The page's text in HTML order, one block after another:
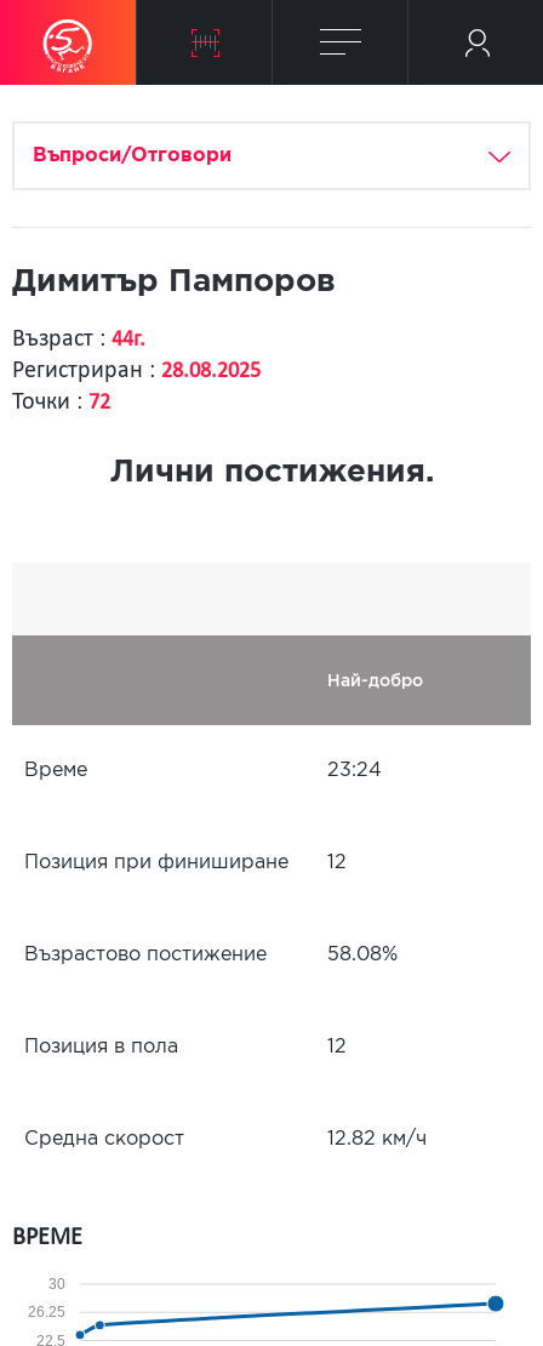
Въпроси/Отговори
Димитър Пампоров
Възраст : 44г.
Регистриран : 28.08.2025
Точки : 72
Лични постижения.
Най-добро
Време 23:24
Позиция при финиширане 12
Възрастово постижение 58.08%
Позиция в пола 12
Средна скорост 12.82 км/ч
ВРЕМЕ
22.5
26.25
30